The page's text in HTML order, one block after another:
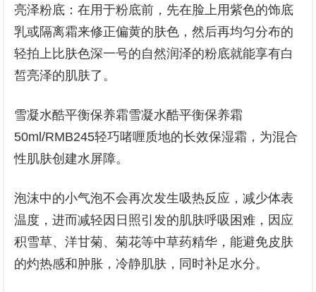
亮泽粉底：在用于粉底前，先在脸上用紫色的饰底
乳或隔离霜来修正偏黄的肤色，然后再均匀分布的
轻拍上比肤色深一号的自然润泽的粉底就能享有白
皙亮泽的肌肤了。
雪凝水酷平衡保养霜雪凝水酷平衡保养霜
50ml/RMB245轻巧啫喱质地的长效保湿霜，为混合
性肌肤创建水屏障。
泡沫中的小气泡不会再次发生吸热反应，减少体表
温度，进而减轻因日照引发的肌肤呼吸困难，因应
积雪草、洋甘菊、菊花等中草药精华，能避免皮肤
的灼热感和肿胀，冷静肌肤，同时补足水分。